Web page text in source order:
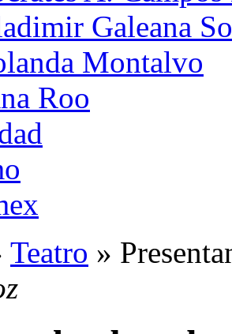
Galeana
Montalvo
Roo
Teatro »